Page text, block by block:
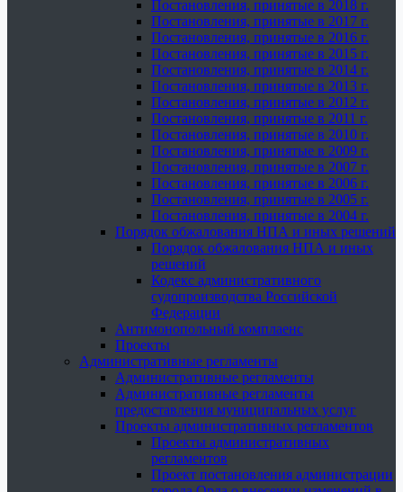
Постановления, принятые в 2018 г.
Постановления, принятые в 2017 г.
Постановления, принятые в 2016 г.
Постановления, принятые в 2015 г.
Постановления, принятые в 2014 г.
Постановления, принятые в 2013 г.
Постановления, принятые в 2012 г.
Постановления, принятые в 2011 г.
Постановления, принятые в 2010 г.
Постановления, принятые в 2009 г.
Постановления, принятые в 2007 г.
Постановления, принятые в 2006 г.
Постановления, принятые в 2005 г.
Постановления, принятые в 2004 г.
Порядок обжалования НПА и иных решений
Порядок обжалования НПА и иных
решений
Кодекс административного
судопроизводства Российской
Федерации
Антимонопольный комплаенс
Проекты
Административные регламенты
Административные регламенты
Административные регламенты
предоставления муниципальных услуг
Проекты административных регламентов
Проекты административных
регламентов
Проект постановления администрации